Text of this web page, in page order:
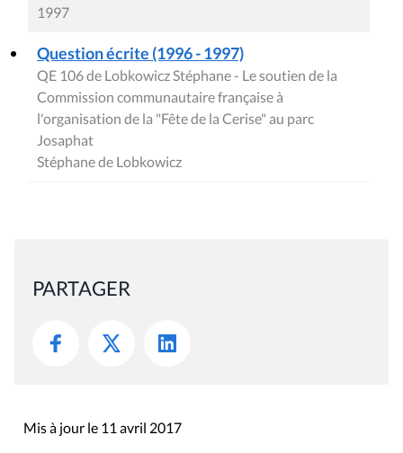
1997
Question écrite (1996 - 1997)
QE 106 de Lobkowicz Stéphane - Le soutien de la
Commission communautaire française à
l'organisation de la "Fête de la Cerise" au parc
Josaphat
Stéphane de Lobkowicz
PARTAGER
Mis à jour le 11 avril 2017